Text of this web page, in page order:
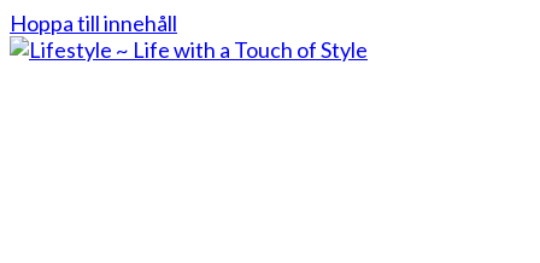
Hoppa till innehåll